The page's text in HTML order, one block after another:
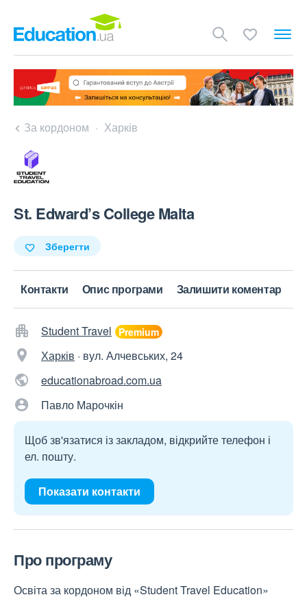
За кордоном Харків
St. Edward’s College Malta
Зберегти
Контакти Опис програми Залишити коментар
Student Travel
Харків · вул. Алчевських, 24
educationabroad.com.ua
Павло Марочкін
Щоб зв'язатися із закладом, відкрийте телефон і
ел. пошту.
Показати контакти
Про програму
Освіта за кордоном від «Student Travel Education»